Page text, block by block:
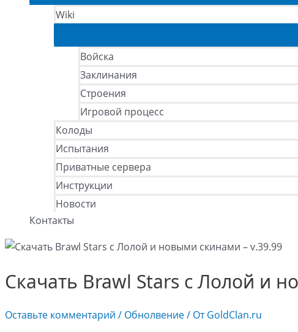
Wiki
Войска
Заклинания
Строения
Игровой процесс
Колоды
Испытания
Приватные сервера
Инструкции
Новости
Контакты
Скачать Brawl Stars с Лолой и
Оставьте комментарий / Обнолвение/ От GoldClan.ru